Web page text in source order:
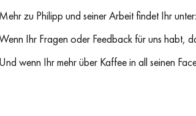
Mehr zu Philipp und seiner Arbeit findet Ihr unter:
Ihr Fragen oder Feedback für uns habt,
Und wenn Ihr mehr über Kaffee in all seinen